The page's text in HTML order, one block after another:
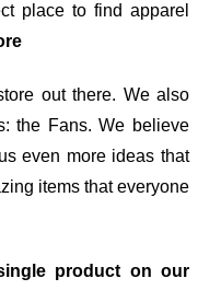
place to find apparel
out there. We also
the Fans. We believe
even more ideas that
items that everyone
product on our